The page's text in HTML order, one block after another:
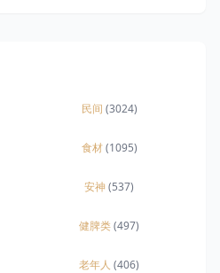
民间 (3024)
食材(1095)
安神(537)
健脾类(497)
老年人 (406)